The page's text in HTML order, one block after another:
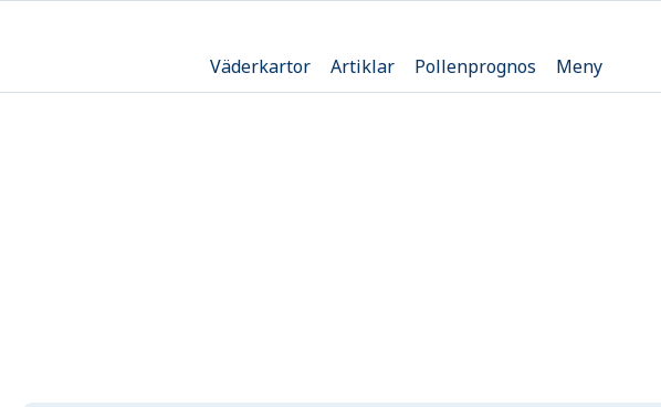
Väderkartor Artiklar Pollenprognos Meny